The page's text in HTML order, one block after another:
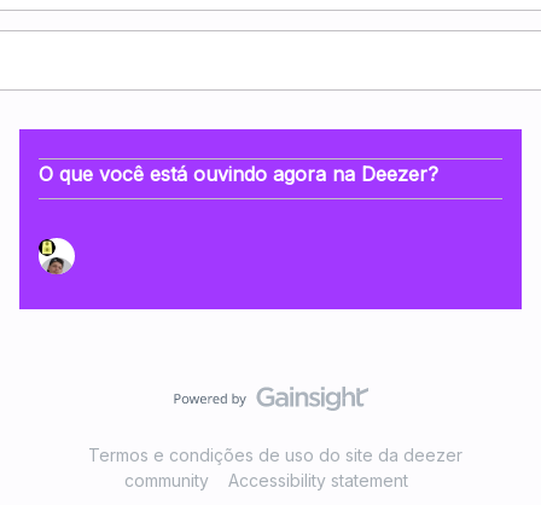
O que você está ouvindo agora na Deezer?
Termos e condições de uso do site da deezer
community
Accessibility statement